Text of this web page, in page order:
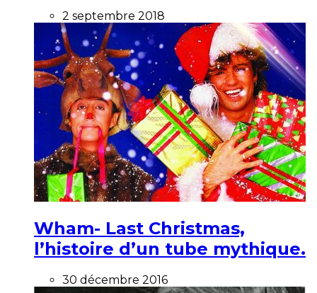
2 septembre 2018
Wham- Last Christmas,
l’histoire d’un tube mythique.
30 décembre 2016